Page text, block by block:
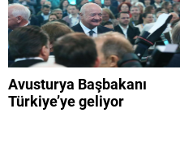
Avusturya Başbakanı
Türkiye’ye geliyor